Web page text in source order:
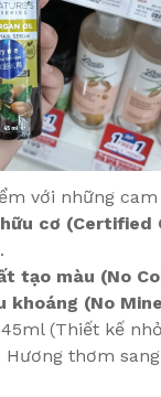
với những
cơ (Certified
tạo màu (No
khoáng (No
45ml (Thiết kế
Hương thơm